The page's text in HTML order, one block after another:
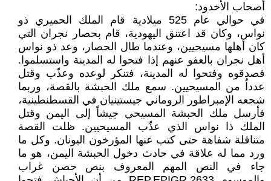
أصحاب الأخدود:
في حوالي عام 525 ميلادية قام الملك الحميري ذو
نواس، وكان قد اعتنق اليهودية، قام بحصار نجران التي
كان أهلها مسيحيين، وعندما طال الحصار، وعد ذو نواس
أهل نجران بالعفو عنهم إذا فتحوا له المدينة واستسلموا.
فصدقوه وفتحوا له المدينة، فتنكر لوعده وعذّب وقتل
عدداُ من المسيحيين. سمع ملك الحبشة بالقصة، وربما
شجعه الإمبراطور الروماني جيستينيان في القسطنطينية،
فأرسل ملك الحبشة المسيحي جيشاً إلى اليمن وقتل
الملك ذا نواس الذي عذّب المسيحيين. ظلت القصة
متناقلة شفاهة حتى كتب عنها المؤرخون اليونان. وكل ما
ورد مما له علاقة في حادث دخول الحبشة اليمن، هو ما
جاء في النص المهم المعروف بنص حصن غراب